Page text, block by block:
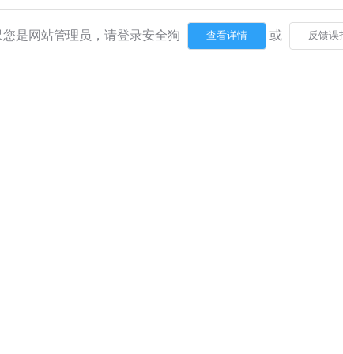
您是网站管理员，请登录安全狗 或